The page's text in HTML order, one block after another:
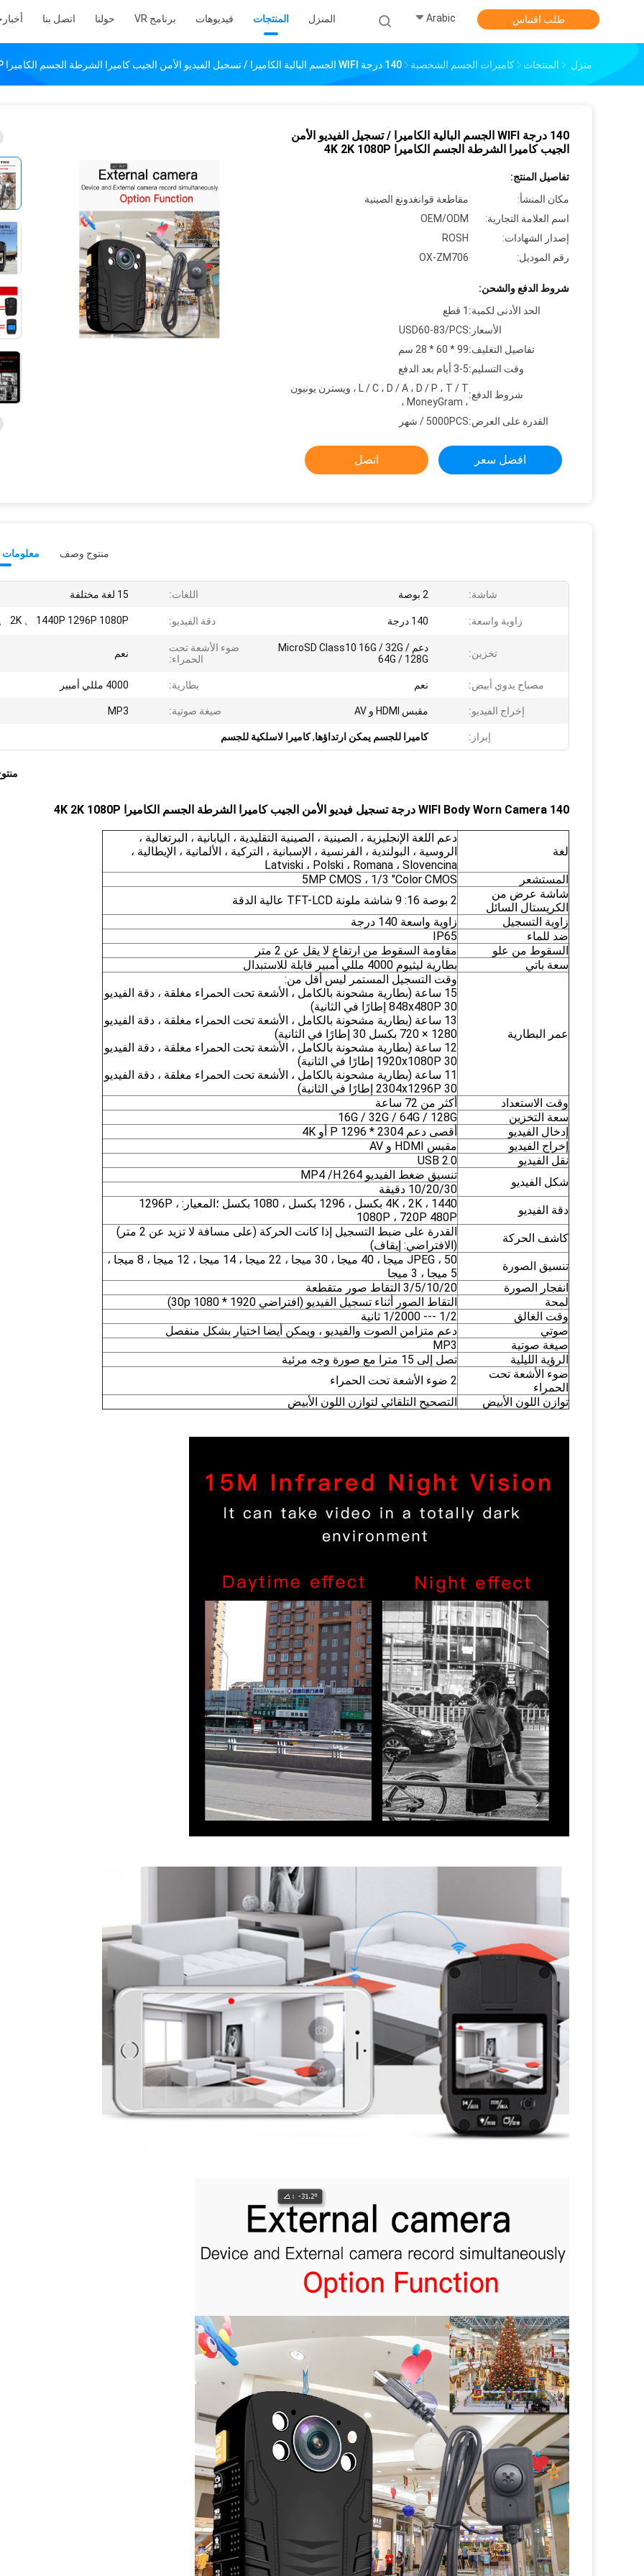
المنزل المنتجات فيديوهات برنامج VR حولنا اتصل بنا أخبار Arabic طلب اقتباس
منزل المنتجات كاميرات الجسم الشخصية 140 درجة WIFI الجسم البالية الكاميرا / تسجيل الفيديو الأمن الجيب كاميرا الشرطة الجسم الكاميرا 4K 2K 1080P
140 درجة WIFI الجسم البالية الكاميرا / تسجيل الفيديو الأمن
الجيب كاميرا الشرطة الجسم الكاميرا 4K 2K 1080P
تفاصيل المنتج:
مكان المنشأ:
مقاطعة قوانغدونغ الصينية
اسم العلامة التجارية:
OEM/ODM
إصدار الشهادات:
ROSH
رقم الموديل:
OX-ZM706
شروط الدفع والشحن:
الحد الأدنى لكمية: 1 قطع
الأسعار:USD60-83/PCS
تفاصيل التغليف:99 * 60 * 28 سم
وقت التسليم:3-5 أيام بعد الدفع
شروط الدفع:
L / C ، D / A ، D / P ، T / T ، ويسترن يونيون
، MoneyGram ،
القدرة على العرض:5000PCS / شهر
افضل سعر اتصل
معلومات منتوج وصف
شاشة: 2 بوصة اللغات: 15 لغة مختلفة
زاوية واسعة: 140 درجة دقة الفيديو: 2K 、 1440P 1296P 1080P
تخزين:
دعم MicroSD Class10 16G / 32G /
64G / 128G
ضوء الأشعة تحت
الحمراء:
نعم
مصباح يدوي أبيض: نعم بطارية: 4000 مللي أمبير
إخراج الفيديو: مقبس HDMI و AV صيغة صوتية: MP3
إبراز: كاميرا للجسم يمكن ارتداؤها,كاميرا لاسلكية للجسم
WIFI Body Worn Camera 140 درجة تسجيل فيديو الأمن الجيب كاميرا الشرطة الجسم الكاميرا 4K 2K 1080P
لغة
دعم اللغة الإنجليزية ، الصينية ، الصينية التقليدية ، اليابانية ، البرتغالية ،
الروسية ، البولندية ، الفرنسية ، الإسبانية ، التركية ، الألمانية ، الإيطالية ،
Latviski ، Polski ، Romana ، Slovencina
المستشعر
5MP CMOS ، 1/3 "Color CMOS
شاشة عرض من
الكريستال السائل
2 بوصة 16: 9 شاشة ملونة TFT-LCD عالية الدقة
زاوية التسجيل
زاوية واسعة 140 درجة
ضد للماء
IP65
السقوط من علو
مقاومة السقوط من ارتفاع لا يقل عن 2 متر
سعة باتي
بطارية ليثيوم 4000 مللي أمبير قابلة للاستبدال
عمر البطارية
وقت التسجيل المستمر ليس أقل من:
15 ساعة (بطارية مشحونة بالكامل ، الأشعة تحت الحمراء مغلقة ، دقة الفيديو
848x480P 30 إطارًا في الثانية)
13 ساعة (بطارية مشحونة بالكامل ، الأشعة تحت الحمراء مغلقة ، دقة الفيديو
1280 × 720 بكسل 30 إطارًا في الثانية)
12 ساعة (بطارية مشحونة بالكامل ، الأشعة تحت الحمراء مغلقة ، دقة الفيديو
1920x1080P 30 إطارًا في الثانية)
11 ساعة (بطارية مشحونة بالكامل ، الأشعة تحت الحمراء مغلقة ، دقة الفيديو
2304x1296P 30 إطارًا في الثانية)
وقت الاستعداد
أكثر من 72 ساعة
سعة التخزين
16G / 32G / 64G / 128G
إدخال الفيديو
أقصى دعم 2304 * 1296 P أو 4K
إخراج الفيديو
مقبس HDMI و AV
نقل الفيديو
USB 2.0
شكل الفيديو
تنسيق ضغط الفيديو MP4 /H.264
10/20/30 دقيقة
دقة الفيديو
4K ، 2K ، 1440 بكسل ، 1296 بكسل ، 1080 بكسل ؛المعيار: 1296P ،
1080P ، 720P 480P
كاشف الحركة
القدرة على ضبط التسجيل إذا كانت الحركة (على مسافة لا تزيد عن 2 متر)
(الافتراضي: إيقاف)
تنسيق الصورة
JPEG ، 50 ميجا ، 40 ميجا ، 30 ميجا ، 22 ميجا ، 14 ميجا ، 12 ميجا ، 8 ميجا ،
5 ميجا ، 3 ميجا
انفجار الصورة
3/5/10/20 التقاط صور متقطعة
لمحة
التقاط الصور أثناء تسجيل الفيديو (افتراضي 1920 * 1080 30p)
وقت الغالق
1/2 --- 1/2000 ثانية
صوتي
دعم متزامن الصوت والفيديو ، ويمكن أيضا اختيار بشكل منفصل
صيغة صوتية
MP3
الرؤية الليلية
تصل إلى 15 مترا مع صورة وجه مرئية
ضوء الأشعة تحت
الحمراء
2 ضوء الأشعة تحت الحمراء
توازن اللون الأبيض
التصحيح التلقائي لتوازن اللون الأبيض